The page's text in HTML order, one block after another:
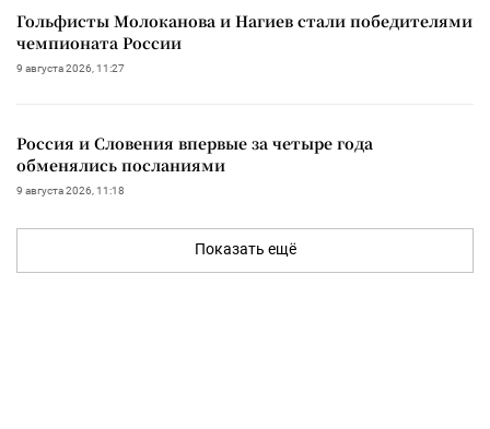
Гольфисты Молоканова и Нагиев стали победителями
чемпионата России
9 августа 2026, 11:27
Россия и Словения впервые за четыре года
обменялись посланиями
9 августа 2026, 11:18
Показать ещё